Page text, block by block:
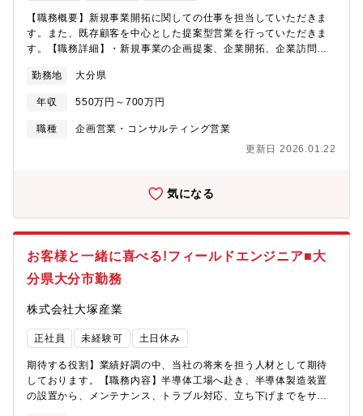
【職務概要】新規事業開拓に関しての仕事を担当していただきま
す。また、既存顧客を中心とした提案型営業を行っていただきま
す。【職務詳細】・新規事業の企画提案、企業開拓、企業訪問、
打ち合わせ、見積取得・お客様のニーズに合った製品紹介・プレ
ゼンテーション資料の作成・見積書作成等
勤務地 大分県
年収 550万円～700万円
職種
企画営業・コンサルティング営業
更新日 2026.01.22
気になる
お客様と一緒に喜べる!フィールドエンジニア■大
分県大分市勤務
株式会社大塚産業
正社員 未経験可 土日休み
期待する役割】業績好調の中、当社の将来を担う人材として期待
しております。【職務内容】半導体工場へ赴き、半導体製造装置
の設置から、メンテナンス、トラブル対応、立ち下げまでをサポ